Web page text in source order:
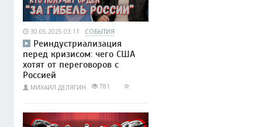
30.05.2025 03:11 СОБЫТИЯ
Реиндустриализация
перед кризисом: чего США
хотят от переговоров с
Россией
МИХАИЛ ДЕЛЯГИН 781